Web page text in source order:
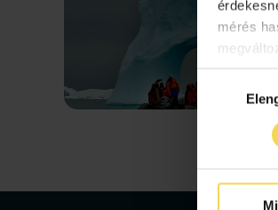
mérés
kiválasztása